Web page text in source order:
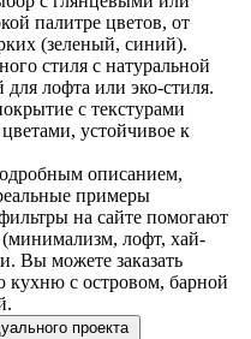
палитре цветов, от
(зеленый, синий).
стиля с натуральной
лофта или эко-стиля.
с текстурами
устойчивое к
описанием,
примеры
на сайте помогают
лофт, хай-
Вы можете заказать
с островом, барной
проекта